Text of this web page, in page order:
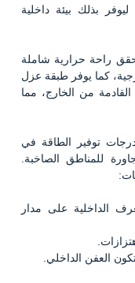
بذلك بيئة داخلية
راحة حرارية شاملة
كما يوفر طبقة عزل
من الخارج، مما
توفير الطاقة في
للمناطق الصاخبة.
الداخلية على مدار
العفن الداخلي.